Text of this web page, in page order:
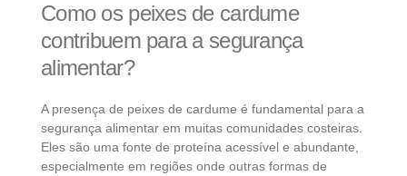
Como os peixes de cardume
contribuem para a segurança
alimentar?
A presença de peixes de cardume é fundamental para a
segurança alimentar em muitas comunidades costeiras.
Eles são uma fonte de proteína acessível e abundante,
especialmente em regiões onde outras formas de